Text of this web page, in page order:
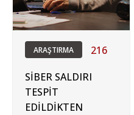
ARAŞTIRMA 216
SİBER SALDIRI
TESPİT
EDİLDİKTEN